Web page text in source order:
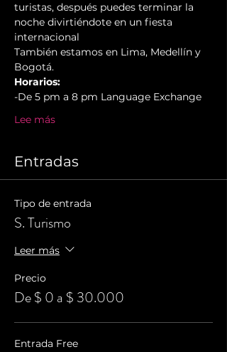
turistas, después puedes terminar la
noche divirtiéndote en un fiesta
internacional
También estamos en Lima, Medellín y
Bogotá.
Horarios:
-De 5 pm a 8 pm Language Exchange
Lee más
Entradas
Tipo de entrada
S. Turismo
Leer más
Precio
De $ 0 a $ 30.000
Entrada Free